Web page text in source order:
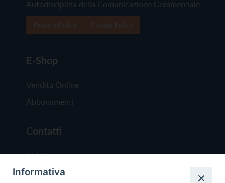
Autodisciplina della Comunicazione Commerciale
E-Shop
Vendita Online
Abbonamenti
Contatti
Chi Siamo
Redazione
Informativa